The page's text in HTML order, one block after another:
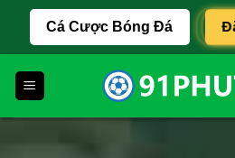
content
Cá Cược Bóng Đá